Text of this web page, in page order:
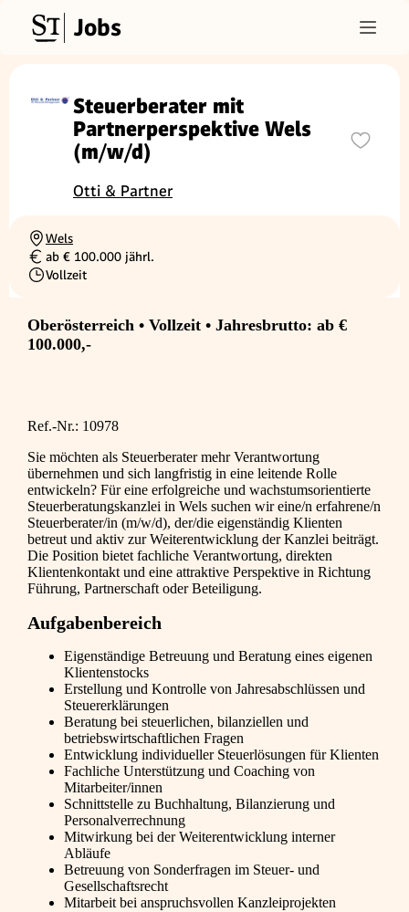
Jobs
Steuerberater mit
Partnerperspektive Wels
(m/w/d)
Otti & Partner
Ortschaft
Wels
Gehalt
ab € 100.000 jährl.
Beschäftigungsart
Vollzeit
Oberösterreich • Vollzeit • Jahresbrutto: ab €
100.000,-
Ref.-Nr.: 10978
Sie möchten als Steuerberater mehr Verantwortung
übernehmen und sich langfristig in eine leitende Rolle
entwickeln? Für eine erfolgreiche und wachstumsorientierte
Steuerberatungskanzlei in Wels suchen wir eine/n erfahrene/n
Steuerberater/in (m/w/d), der/die eigenständig Klienten
betreut und aktiv zur Weiterentwicklung der Kanzlei beiträgt.
Die Position bietet fachliche Verantwortung, direkten
Klientenkontakt und eine attraktive Perspektive in Richtung
Führung, Partnerschaft oder Beteiligung.
Aufgabenbereich
Eigenständige Betreuung und Beratung eines eigenen
Klientenstocks
Erstellung und Kontrolle von Jahresabschlüssen und
Steuererklärungen
Beratung bei steuerlichen, bilanziellen und
betriebswirtschaftlichen Fragen
Entwicklung individueller Steuerlösungen für Klienten
Fachliche Unterstützung und Coaching von
Mitarbeiter/innen
Schnittstelle zu Buchhaltung, Bilanzierung und
Personalverrechnung
Mitwirkung bei der Weiterentwicklung interner
Abläufe
Betreuung von Sonderfragen im Steuer- und
Gesellschaftsrecht
Mitarbeit bei anspruchsvollen Kanzleiprojekten